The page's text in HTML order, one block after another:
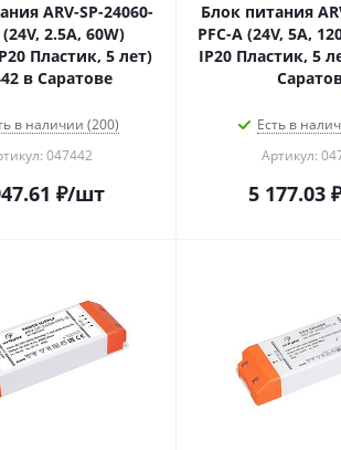
ARV-SP-24060-
(24V, 2.5A, 60W)
Пластик, 5 лет)
в Саратове
в наличии (200)
047442
₽/шт
Блок питания
PFC-A (24V, 5A,
IP20 Пластик, 5
Есть в
Артикул:
5 177.03 ₽